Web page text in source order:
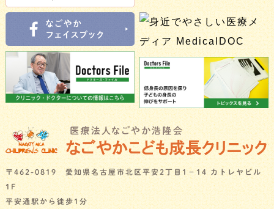
〒462-0819 愛知県名古屋市北区平安2丁目1－14 カトレヤビル
1F
平安通駅から徒歩1分